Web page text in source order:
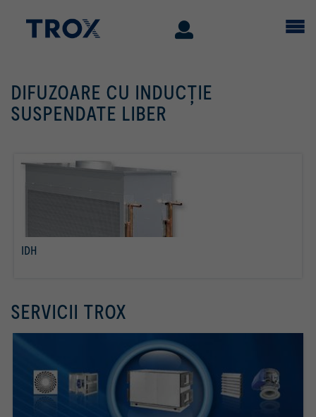
DIFUZOARE CU INDUCŢIE
SUSPENDATE LIBER
IDH
SERVICII TROX